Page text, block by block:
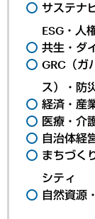
サステナ
ESG・人権
共生・ダ
GRC（ガ
ス）・防
経済・産
医療・介
自治体経
まちづく
シティ
自然資源